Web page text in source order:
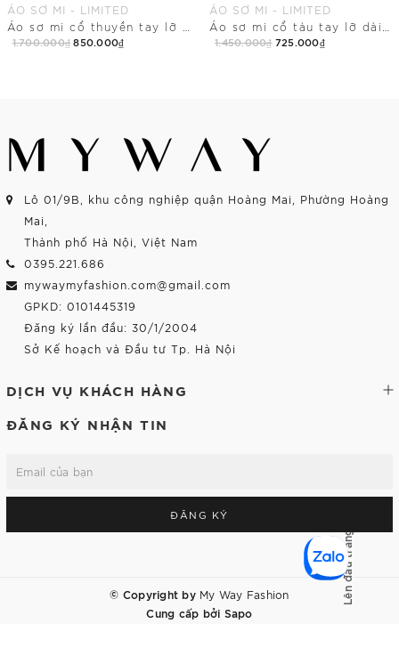
ÁO SƠ MI - LIMITED
1.700.000₫ 850.000₫
ÁO SƠ MI - LIMITED
1.450.000₫ 725.000₫
Lô 01/9B, khu công nghiệp quận Hoàng Mai, Phường Hoàng
Mai,
Thành phố Hà Nội, Việt Nam
0395.221.686
mywaymyfashion.com@gmail.com
GPKD: 0101445319
Đăng ký lần đầu: 30/1/2004
Sở Kế hoạch và Đầu tư Tp. Hà Nội
DỊCH VỤ KHÁCH HÀNG
ĐĂNG KÝ NHẬN TIN
ĐĂNG KÝ
© Copyright by My Way Fashion
Cung cấp bởi Sapo
Lên đầu trang